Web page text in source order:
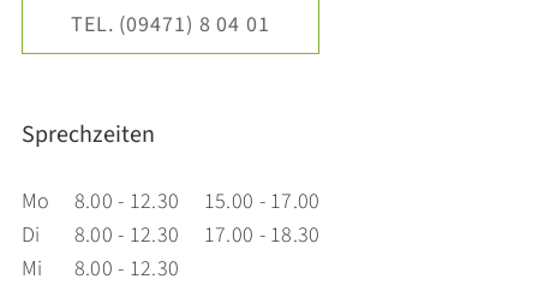
TEL. (09471) 8 04 01
Sprechzeiten
Mo 8.00 - 12.30
15.00 - 17.00
Di
8.00 - 12.30
17.00 - 18.30
Mi
8.00 - 12.30